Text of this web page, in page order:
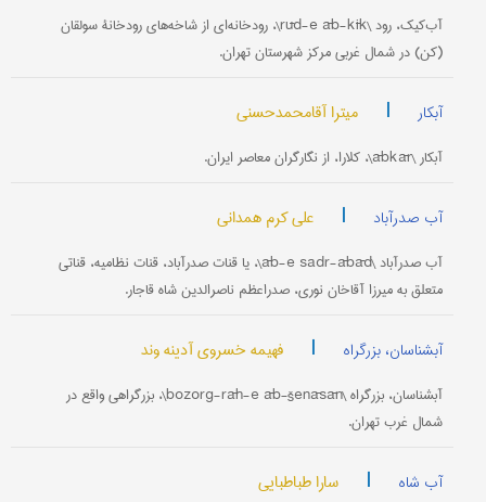
آب‌کیک، رود \rūd-e āb-kīk\، رودخانه‌ای از شاخه‌های رودخانۀ سولقان
(کن) در شمال غربی مرکز شهرستان تهران.
آبکار | میترا آقامحمدحسنی
آبکار \ābkār\، کلارا، از نگارگران معاصر ایران.
آب صدرآباد | علی کرم همدانی
آب صدرآباد \āb-e sadr-ābād\، یا قنات صدرآباد، قنات نظامیه، قناتی
متعلق به میرزا آقاخان نوری، صدراعظم ناصرالدین شاه قاجار.
آبشناسان، بزرگراه | فهیمه خسروی آدینه وند
آبشناسان، بزرگراه \bozorg-rāh-e āb-šenāsān\، بزرگراهی واقع در
شمال غرب تهران.
آب شاه | سارا طباطبایی